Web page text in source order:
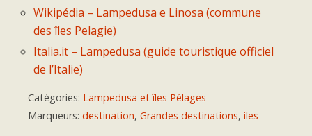
Wikipédia – Lampedusa e Linosa (commune
des îles Pelagie)
Italia.it – Lampedusa (guide touristique officiel
de l’Italie)
Catégories: Lampedusa et îles Pélages
Marqueurs: destination, Grandes destinations, iles